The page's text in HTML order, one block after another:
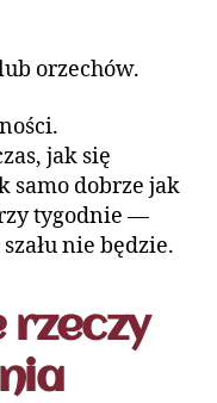
orzechów.
jak się
samo dobrze jak
tygodnie —
nie będzie.
rzeczy